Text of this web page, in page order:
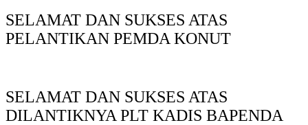
SELAMAT DAN SUKSES ATAS
PELANTIKAN PEMDA KONUT
SELAMAT DAN SUKSES ATAS
DILANTIKNYA PLT KADIS BAPENDA